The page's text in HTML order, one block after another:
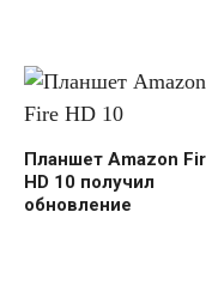
Планшет Amazon
HD 10 получил
обновление